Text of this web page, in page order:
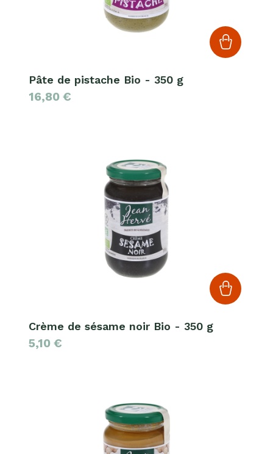
Pâte de pistache Bio - 350 g
16,80 €
Crème de sésame noir Bio - 350 g
5,10 €